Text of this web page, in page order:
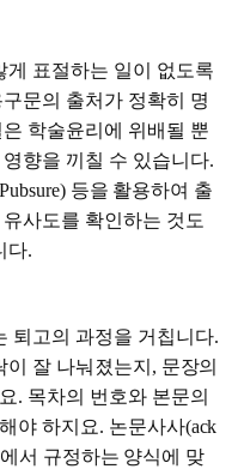
게 표절하는 일이 없도록
문의 출처가 정확히 명
학술윤리에 위배될 뿐
향을 끼칠 수 있습니다.
등을 활용하여 출
사도를 확인하는 것도
다.
퇴고의 과정을 거칩니다.
잘 나눠졌는지, 문장의
. 목차의 번호와 본문의
야 하지요. 논문사사(ack
서 규정하는 양식에 맞